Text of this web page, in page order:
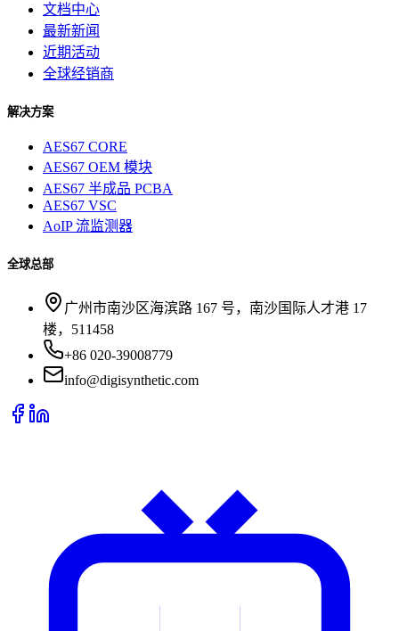
文档中心
最新新闻
近期活动
全球经销商
解决方案
AES67 CORE
AES67 OEM 模块
AES67 半成品 PCBA
AES67 VSC
AoIP 流监测器
全球总部
广州市南沙区海滨路 167 号，南沙国际人才港 17
楼，511458
+86 020-39008779
info@digisynthetic.com